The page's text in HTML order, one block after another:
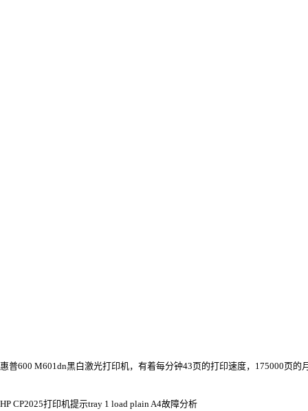
惠普600 M601dn黑白激光打印机，有着每分钟43页的打印速度，175000页
HP CP2025打印机提示tray 1 load plain A4故障分析